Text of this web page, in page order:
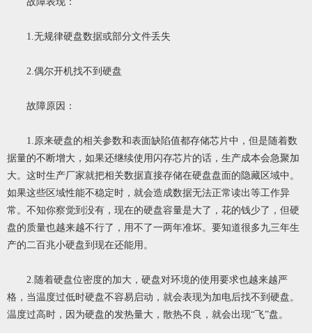
1.无规律硬盘数据或部分文件丢失
2.偶尔开机找不到硬盘
故障原因：
1.原来硬盘的相关参数和表面缺陷值都存储芯片中，但是随着数
据量的不断增大，如果还继续使用闪存芯片的话，生产成本会急聚加
大。这时生产厂家就把相关数据直接存储在硬盘盘面的隐藏区域中。
如果这些区域性能不稳定时，就会造成数据无法正常读出等工作异
常。不知你察觉到没有，现在的硬盘容量是大了，花的钱少了，但硬
盘的质量也越来越不行了，用不了一两年准坏。要知道很多九三年生
产的二百兆小硬盘到现在还能用。
2.随着硬盘位密度的加大，硬盘对环境的使用要求也越来越严
格，当温度过低时硬盘不容易启动，就会表现为加电后找不到硬盘。
温度过高时，因为硬盘的发热量大，散热不良，就会出现“飞”盘。